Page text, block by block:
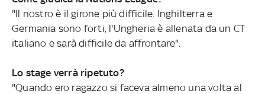
"Il nostro è il girone più difficile. Inghilterra e
Germania sono forti, l'Ungheria è allenata da un CT
italiano e sarà difficile da affrontare".
Lo stage verrà ripetuto?
"Quando ero ragazzo si faceva almeno una volta al